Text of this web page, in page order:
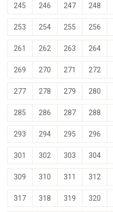
245 246 247 248
253 254 255 256
261 262 263 264
269 270 271 272
277 278 279 280
285 286 287 288
293 294 295 296
301 302 303 304
309 310 311 312
317 318 319 320